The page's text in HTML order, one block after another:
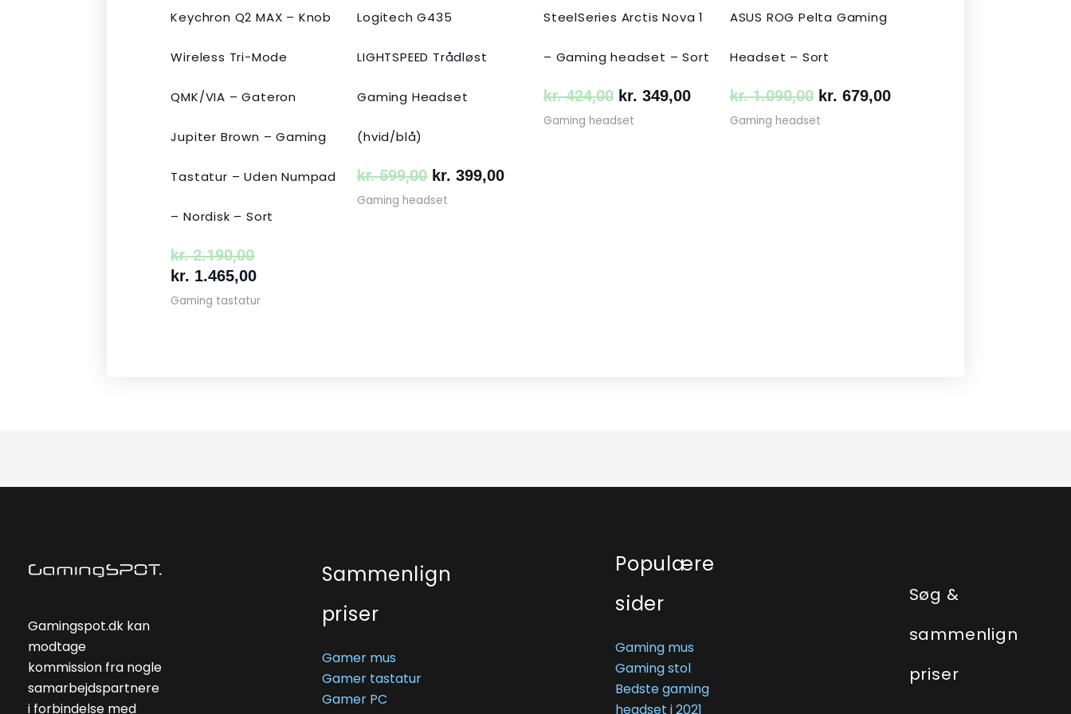
Keychron Q2 MAX – Knob
Wireless Tri-Mode
QMK/VIA – Gateron
Jupiter Brown – Gaming
Tastatur – Uden Numpad
– Nordisk – Sort
kr.2.190,00
kr. 1.465,00
Gaming tastatur
Logitech G435
LIGHTSPEED Trådløst
Gaming Headset
(hvid/blå)
kr.599,00 kr. 399,00
Gaming headset
SteelSeries Arctis Nova 1
– Gaming headset – Sort
kr.424,00 kr. 349,00
Gaming headset
ASUS ROG Pelta Gaming
Headset – Sort
kr.1.090,00 kr. 679,00
Gaming headset
Gamingspot.dk kan
modtage
kommission fra nogle
samarbejdspartnere
i forbindelse med
Sammenlign
priser
Gamer mus
Gamer tastatur
Gamer PC
Populære
sider
Gaming mus
Gaming stol
Bedste gaming
headset i 2021
Søg &
sammenlign
priser